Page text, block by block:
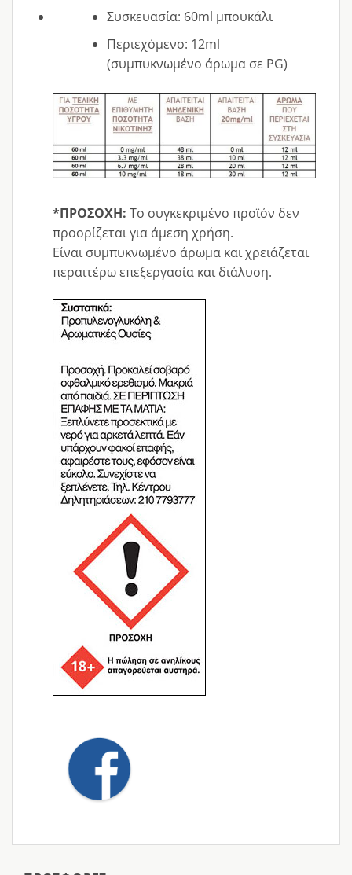
Συσκευασία: 60ml μπουκάλι
Περιεχόμενο: 12ml
(συμπυκνωμένο άρωμα σε PG)
*ΠΡΟΣΟΧΗ: Το συγκεκριμένο προϊόν δεν
προορίζεται για άμεση χρήση.
Είναι συμπυκνωμένο άρωμα και χρειάζεται
περαιτέρω επεξεργασία και διάλυση.